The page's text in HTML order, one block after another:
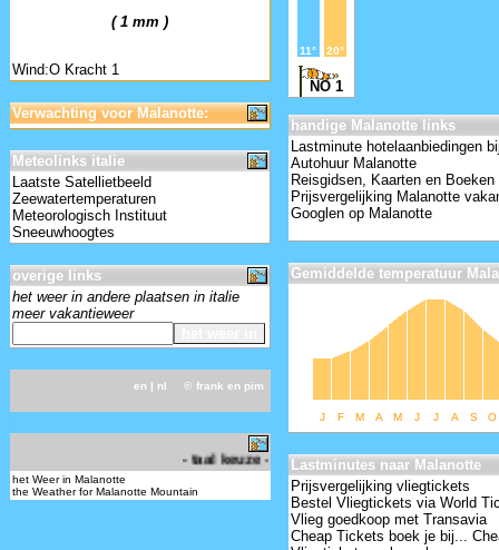
( 1 mm )
Wind:O Kracht 1
Verwachting voor Malanotte:
Meteolinks italie
Laatste Satellietbeeld
Zeewatertemperaturen
Meteorologisch Instituut
Sneeuwhoogtes
overige links
het weer in andere plaatsen in italie
meer vakantieweer
en | nl © frank en pim
- taal keuze - choose your language -
het Weer in Malanotte
the Weather for Malanotte Mountain
11° 20°
NO 1
handige Malanotte links
Lastminute hotelaanbiedingen
Autohuur Malanotte
Reisgidsen, Kaarten en
Prijsvergelijking Malanotte
Googlen op Malanotte
Gemiddelde temperatuur
J F M A M J J A S O
Lastminutes naar Malanotte
Prijsvergelijking vliegtickets
Bestel Vliegtickets via World
Vlieg goedkoop met Transavia
Cheap Tickets boek je bij...